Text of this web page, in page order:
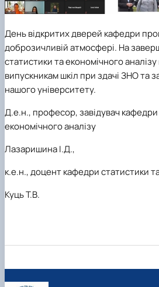
День відкритих дверей кафедри
доброзичливій атмосфері. На
статистики та економічного
випускникам шкіл при здачі ЗНО та
нашого університету.
Д.е.н., професор, завідувач кафедри
економічного аналізу
Лазаришина І.Д.,
к.е.н., доцент кафедри статистики
Куць Т.В.